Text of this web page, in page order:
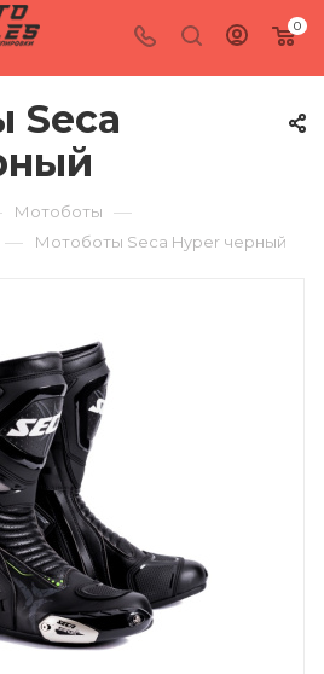
0
Seca
Мотоботы —
— Мотоботы Seca Hyper черный